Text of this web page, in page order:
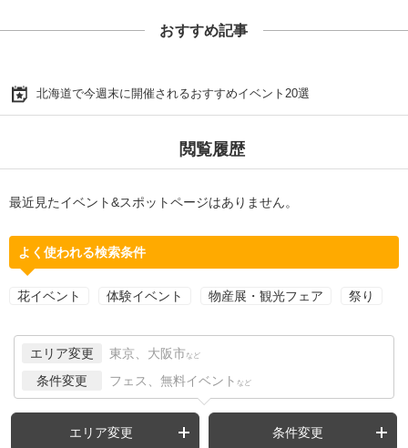
おすすめ記事
北海道で今週末に開催されるおすすめイベント20選
閲覧履歴
最近見たイベント&スポットページはありません。
よく使われる検索条件
花イベント 体験イベント 物産展・観光フェア 祭り
エリア変更 東京、大阪市 など
条件変更 フェス、無料イベント など
エリア変更 条件変更